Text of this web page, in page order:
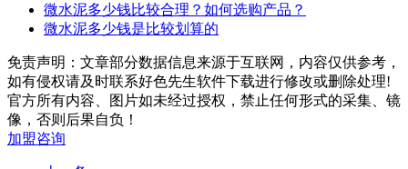
微水泥多少钱比较合理？如何选购产品？
微水泥多少钱是比较划算的
免责声明：文章部分数据信息来源于互联网，内容仅供参考，
如有侵权请及时联系好色先生软件下载进行修改或删除处理!
官方所有内容、图片如未经过授权，禁止任何形式的采集、镜
像，否则后果自负！
加盟咨询